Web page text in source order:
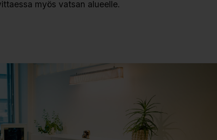
myös vatsan alueelle.